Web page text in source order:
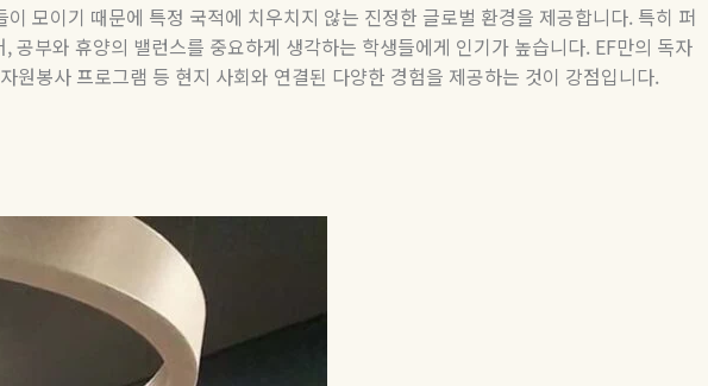
이 모이기 때문에 특정 국적에 치우치지 않는 진정한 글로벌 환경을 제공합니다. 특히 퍼
,공부와 휴양의 밸런스를 중요하게 생각하는 학생들에게 인기가 높습니다. EF만의 독자
원봉사 프로그램 등 현지 사회와 연결된 다양한 경험을 제공하는 것이 강점입니다.